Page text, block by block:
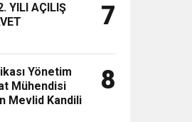
YILI AÇILIŞ
7
Yönetim
Mühendisi
Mevlid Kandili
8